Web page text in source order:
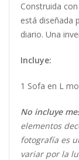
Construida
está diseñada
diario. Una
Incluye:
1 Sofa en L
No incluye
elementos
fotografía es
variar por la